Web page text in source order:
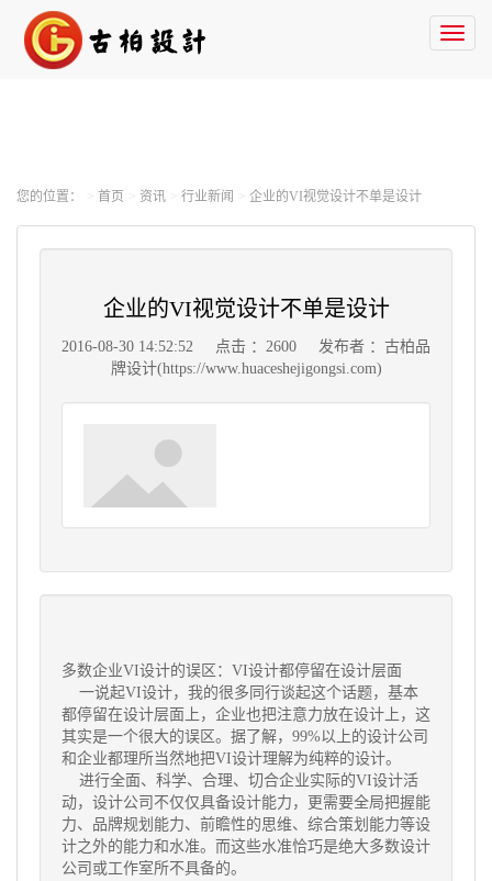
您的位置： 首页 资讯 行业新闻 企业的VI视觉设计不单是设计
企业的VI视觉设计不单是设计
2016-08-30 14:52:52 点击 ：2600
发布者 ：古柏品
牌设计(https://www.huaceshejigongsi.com)
多数企业VI设计的误区：VI设计都停留在设计层面
一说起VI设计，我的很多同行谈起这个话题，基本
都停留在设计层面上，企业也把注意力放在设计上，这
其实是一个很大的误区。据了解，99%以上的设计公司
和企业都理所当然地把VI设计理解为纯粹的设计。
进行全面、科学、合理、切合企业实际的VI设计活
动，设计公司不仅仅具备设计能力，更需要全局把握能
力、品牌规划能力、前瞻性的思维、综合策划能力等设
计之外的能力和水准。而这些水准恰巧是绝大多数设计
公司或工作室所不具备的。